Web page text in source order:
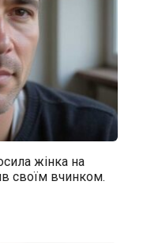
жінка на
своїм вчинком.